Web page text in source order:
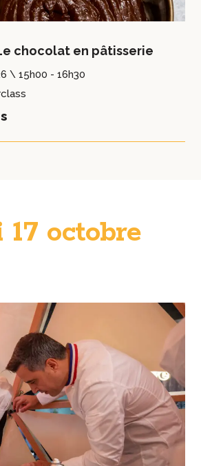
chocolat en pâtisserie
\ 15h00 - 16h30
17 octobre